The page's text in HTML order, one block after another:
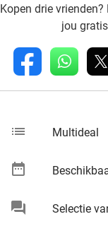
Kopen drie
jou
fb whatsapp
list Multideal
date_range
chat Selectie